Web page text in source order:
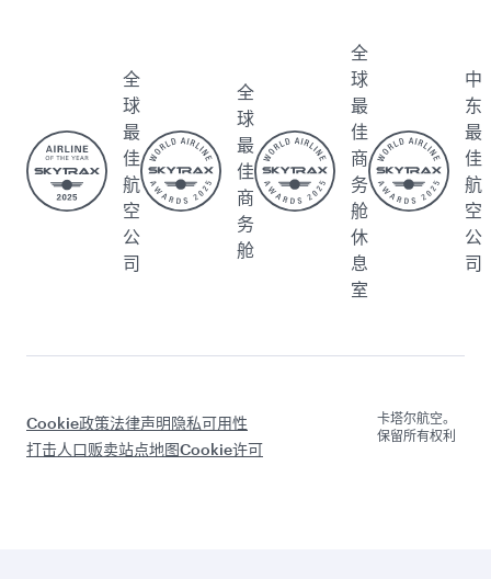
全
球
最
佳
航
空
公
司
全
球
最
佳
商
务
舱
全
球
最
佳
商
务
舱
休
息
室
中
东
最
佳
航
空
公
司
Cookie政策法律声明隐私可用性
打击人口贩卖站点地图Cookie许可
卡塔尔航空。
保留所有权利